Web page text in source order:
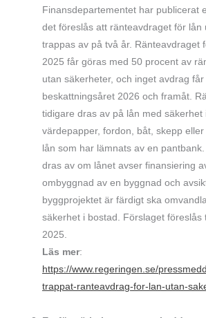
Finansdepartementet har publicerat
det föreslås att ränteavdraget för lån
trappas av på två år. Ränteavdraget
2025 får göras med 50 procent av
utan säkerheter, och inget avdrag
beskattningsåret 2026 och framåt.
tidigare dras av på lån med säkerhet
värdepapper, fordon, båt, skepp
lån som har lämnats av en
dras av om lånet avser finansiering
ombyggnad av en byggnad och
byggprojektet är färdigt ska
säkerhet i bostad. Förslaget föreslås
2025.
Läs mer:
https://www.regeringen.se/
trappat-ranteavdrag-for-lan-utan-